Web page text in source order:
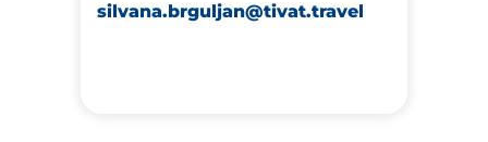
silvana.brguljan@tivat.travel